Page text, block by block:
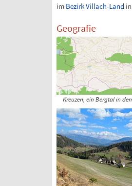
im Bezirk Villach-Landin
Geografie
Kreuzen, ein Bergtal in den